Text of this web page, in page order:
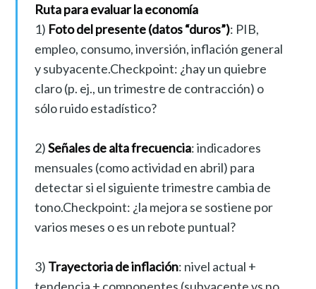
Ruta para evaluar la economía
1) Foto del presente (datos “duros”): PIB,
empleo, consumo, inversión, inflación general
y subyacente.Checkpoint: ¿hay un quiebre
claro (p. ej., un trimestre de contracción) o
sólo ruido estadístico?
2)Señales de alta frecuencia: indicadores
mensuales (como actividad en abril) para
detectar si el siguiente trimestre cambia de
tono.Checkpoint: ¿la mejora se sostiene por
varios meses o es un rebote puntual?
3) Trayectoria de inflación: nivel actual +